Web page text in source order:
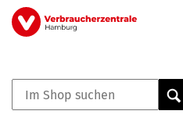
Direkt
zum
0